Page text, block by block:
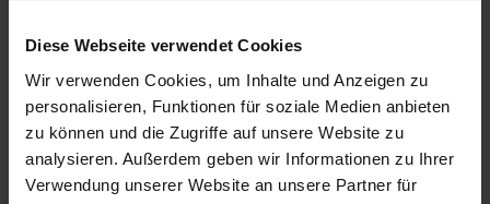
Diese Webseite verwendet Cookies
Wir verwenden Cookies, um Inhalte und Anzeigen zu
personalisieren, Funktionen für soziale Medien anbieten
zu können und die Zugriffe auf unsere Website zu
analysieren. Außerdem geben wir Informationen zu Ihrer
Verwendung unserer Website an unsere Partner für
Außenjalousien regulieren das Licht
und bieten gleichzeitig Schutz vor
neugierigen Blicken, für mehr